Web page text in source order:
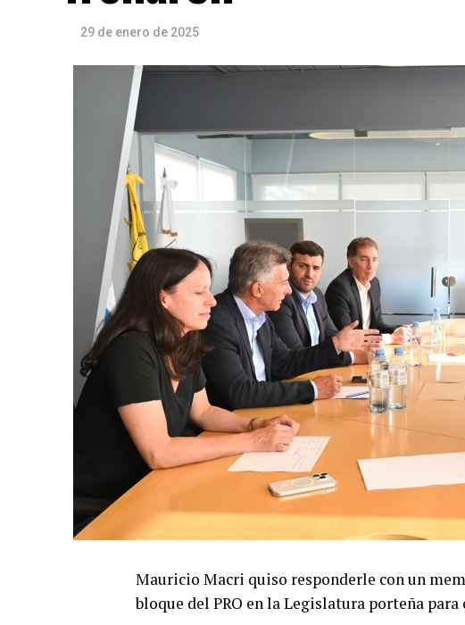
29 de enero de 2025
Mauricio Macri quiso responderle con un
bloque del PRO en la Legislatura porteña